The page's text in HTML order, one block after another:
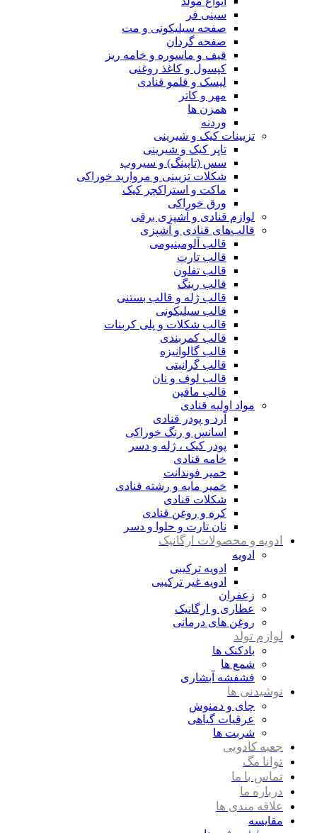
سینی فر
صفحه سیلیکونی و مت
صفحه گردان
قیف و ماسوره و خامه ریز
کپسول و کاغذ روغنی
لیسک و قلمو قنادی
مهر و کاتر
همزن ها
وردنه
تزیینات کیک و شیرینی
تاپر کیک و شیرینی
سس (تاپینگ) و سیروپ
شکلات تزیینی و مروارید خوراکی
ماکت و استراکچر کیک
ورق خوراکی
لوازم قنادی و آشپزی برقی
قالب‌های قنادی و آشپزی
قالب آلومینیومی
قالب تارت
قالب تفلون
قالب رینگ
قالب ژله و قالب بستنی
قالب سیلیکونی
قالب شکلات و پلی کربنات
قالب کمربندی
قالب گالوانیزه
قالب گرانیتی
قالب لوف و نان
قالب مافین
مواد اولیه قنادی
آرد و پودر قنادی
اسانس و رنگ خوراکی
پودر کیک ، ژله و دسر
خامه قنادی
خمیر فوندانت
خمیر مایه و رشته قنادی
شکلات قنادی
کره و روغن قنادی
نان تارت و حلوا و دسر
ادویه و محصولات ارگانیک
ادویه
ادویه ترکیبی
ادویه غیر ترکیبی
زعفران
عطاری و ارگانیک
روغن های درمانی
لوازم تولد
بادکنک ها
شمع ها
فشفشه آبشاری
نوشیدنی ها
چای و دمنوش
عرقیات گیاهی
شربت ها
جعبه کادویی
توانا مگ
تماس با ما
درباره ما
علاقه مندی ها
مقایسه